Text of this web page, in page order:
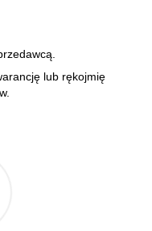
lub rękojmię